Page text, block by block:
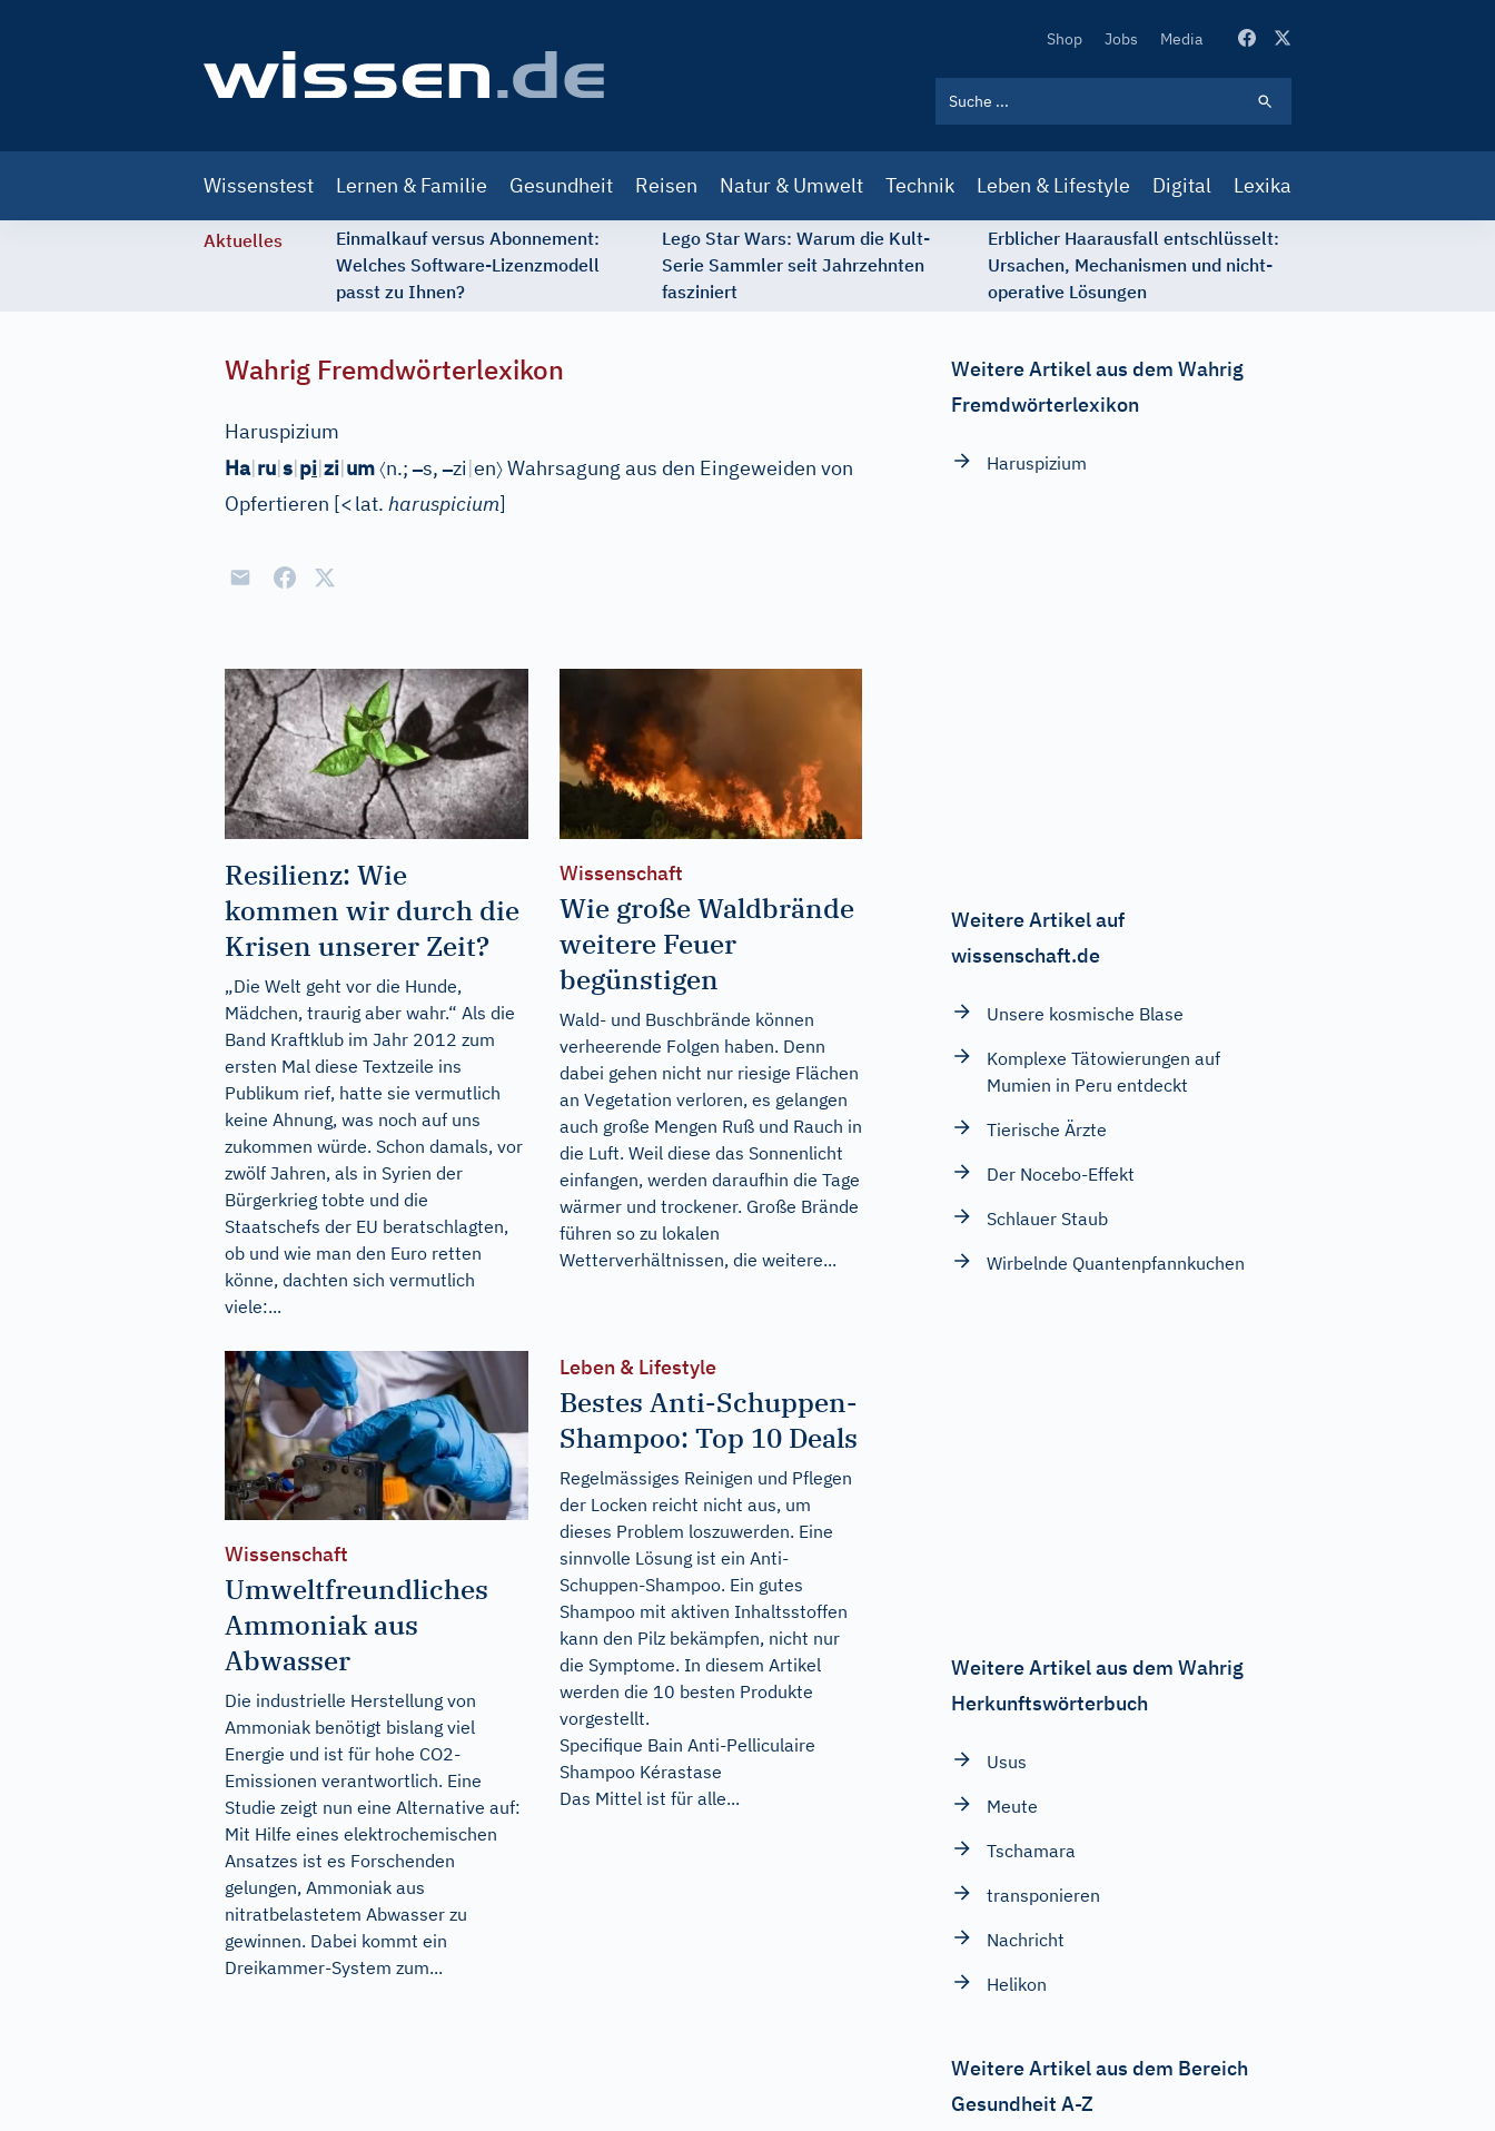
Secondary
Shop Jobs Media
navigation
Wissenstest Lernen & Familie Gesundheit Reisen Natur & Umwelt Technik Leben & Lifestyle Digital Lexika
Aktuelles
Einmalkauf versus Abonnement:
Welches Software-Lizenzmodell
passt zu Ihnen?
Lego Star Wars: Warum die Kult-
Serie Sammler seit Jahrzehnten
fasziniert
Erblicher Haarausfall entschlüsselt:
Ursachen, Mechanismen und nicht-
operative Lösungen
Wahrig Fremdwörterlexikon
Haruspizium
Ha|ru|s|pi|zi|um〈n.;–s,–zi|en〉Wahrsagung aus den Eingeweiden von
Opfertieren [<lat. haruspicium]
Resilienz: Wie
kommen wir durch die
Krisen unserer Zeit?
„Die Welt geht vor die Hunde,
Mädchen, traurig aber wahr.“ Als die
Band Kraftklub im Jahr 2012 zum
ersten Mal diese Textzeile ins
Publikum rief, hatte sie vermutlich
keine Ahnung, was noch auf uns
zukommen würde. Schon damals, vor
zwölf Jahren, als in Syrien der
Bürgerkrieg tobte und die
Staatschefs der EU beratschlagten,
ob und wie man den Euro retten
könne, dachten sich vermutlich
viele:...
Wissenschaft
Wie große Waldbrände
weitere Feuer
begünstigen
Wald- und Buschbrände können
verheerende Folgen haben. Denn
dabei gehen nicht nur riesige Flächen
an Vegetation verloren, es gelangen
auch große Mengen Ruß und Rauch in
die Luft. Weil diese das Sonnenlicht
einfangen, werden daraufhin die Tage
wärmer und trockener. Große Brände
führen so zu lokalen
Wetterverhältnissen, die weitere...
Wissenschaft
Umweltfreundliches
Ammoniak aus
Abwasser
Die industrielle Herstellung von
Ammoniak benötigt bislang viel
Energie und ist für hohe CO2-
Emissionen verantwortlich. Eine
Studie zeigt nun eine Alternative auf:
Mit Hilfe eines elektrochemischen
Ansatzes ist es Forschenden
gelungen, Ammoniak aus
nitratbelastetem Abwasser zu
gewinnen. Dabei kommt ein
Dreikammer-System zum...
Leben & Lifestyle
Bestes Anti-Schuppen-
Shampoo: Top 10 Deals
Regelmässiges Reinigen und Pflegen
der Locken reicht nicht aus, um
dieses Problem loszuwerden. Eine
sinnvolle Lösung ist ein Anti-
Schuppen-Shampoo. Ein gutes
Shampoo mit aktiven Inhaltsstoffen
kann den Pilz bekämpfen, nicht nur
die Symptome. In diesem Artikel
werden die 10 besten Produkte
vorgestellt.
Specifique Bain Anti-Pelliculaire
Shampoo Kérastase
Das Mittel ist für alle...
Weitere Artikel aus dem Wahrig
Fremdwörterlexikon
Haruspizium
Weitere Artikel auf
wissenschaft.de
Unsere kosmische Blase
Komplexe Tätowierungen auf
Mumien in Peru entdeckt
Tierische Ärzte
Der Nocebo-Effekt
Schlauer Staub
Wirbelnde Quantenpfannkuchen
Weitere Artikel aus dem Wahrig
Herkunftswörterbuch
Usus
Meute
Tschamara
transponieren
Nachricht
Helikon
Weitere Artikel aus dem Bereich
Gesundheit A-Z